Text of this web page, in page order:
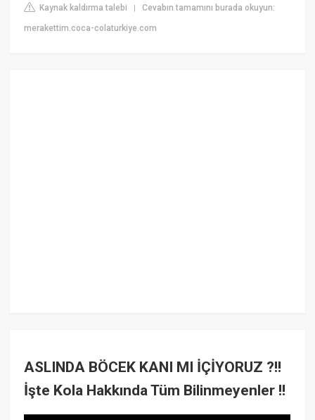
Kaynak kaldırma talebi |Cevabın tamamını burada okuyun:
merakettim.coca-colaturkiye.com
ASLINDA BÖCEK KANI MI İÇİYORUZ ?!!
İşte Kola Hakkında Tüm Bilinmeyenler !!